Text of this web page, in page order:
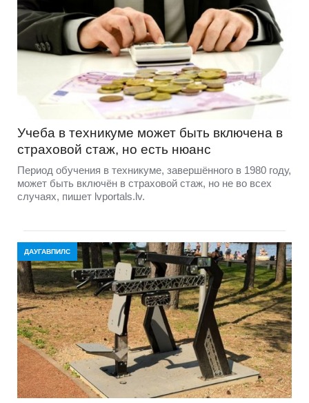
Учеба в техникуме может быть включена в
страховой стаж, но есть нюанс
Период обучения в техникуме, завершённого в 1980 году,
может быть включён в страховой стаж, но не во всех
случаях, пишет lvportals.lv.
ДАУГАВПИЛС